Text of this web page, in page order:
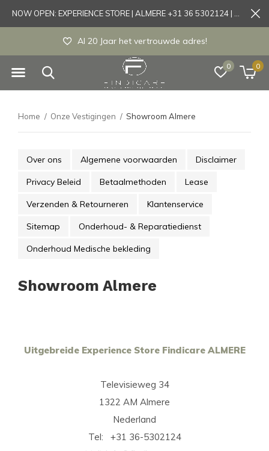
0 0
Experience store Almere / Tönisvorst / Mortsel
Home Onze Vestigingen Showroom Almere
Over ons Algemene voorwaarden Disclaimer
Privacy Beleid Betaalmethoden Lease
Verzenden & Retourneren Klantenservice
Sitemap Onderhoud- & Reparatiedienst
Onderhoud Medische bekleding
Showroom Almere
Uitgebreide Experience Store Findicare ALMERE
Televisieweg 34
1322 AM Almere
Nederland
Tel: +31 36-5302124